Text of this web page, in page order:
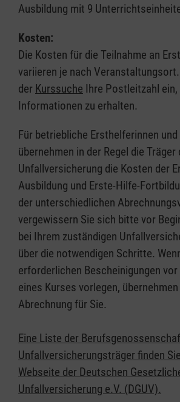
Ausbildung mit 9
Kosten:
Die Kosten für die Teilnahme an
variieren je nach Veranstaltungsort.
der Kurssuche Ihre Postleitzahl ein,
Informationen zu erhalten.
Für betriebliche Ersthelferinnen
übernehmen in der Regel die
Unfallversicherung die Kosten der
Ausbildung und Erste-Hilfe-
der unterschiedlichen
vergewissern Sie sich bitte vor
bei Ihrem zuständigen
über die notwendigen Schritte.
erforderlichen Bescheinigungen vor
eines Kurses vorlegen,
Abrechnung für Sie.
Eine Liste der
Unfallversicherungsträger finden
Webseite der Deutschen
Unfallversicherung e.V. (DGUV).